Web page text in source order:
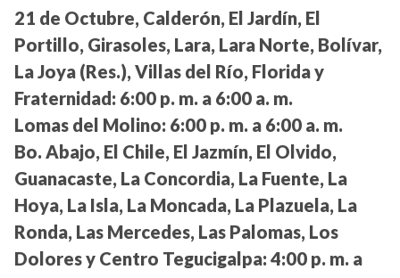
21 de Octubre, Calderón, El Jardín, El
Portillo, Girasoles, Lara, Lara Norte, Bolívar,
La Joya (Res.), Villas del Río, Florida y
Fraternidad: 6:00 p. m. a 6:00 a. m.
Lomas del Molino: 6:00 p. m. a 6:00 a. m.
Bo. Abajo, El Chile, El Jazmín, El Olvido,
Guanacaste, La Concordia, La Fuente, La
Hoya, La Isla, La Moncada, La Plazuela, La
Ronda, Las Mercedes, Las Palomas, Los
Dolores y Centro Tegucigalpa: 4:00 p. m. a